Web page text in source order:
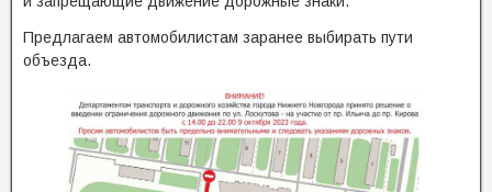
Предлагаем автомобилистам заранее выбирать пути
объезда.